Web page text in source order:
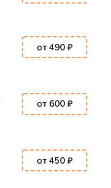
от 490 ₽
от 600 ₽
от 450 ₽